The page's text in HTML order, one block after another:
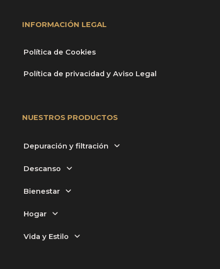
INFORMACIÓN LEGAL
Política de Cookies
Política de privacidad y Aviso Legal
NUESTROS PRODUCTOS
Depuración y filtración
Descanso
Bienestar
Hogar
Vida y Estilo